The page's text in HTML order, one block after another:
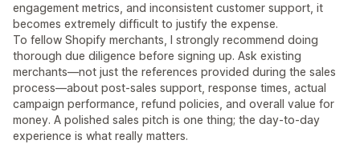
engagement metrics, and inconsistent customer support, it
becomes extremely difficult to justify the expense.
To fellow Shopify merchants, I strongly recommend doing
thorough due diligence before signing up. Ask existing
merchants—not just the references provided during the sales
process—about post-sales support, response times, actual
campaign performance, refund policies, and overall value for
money. A polished sales pitch is one thing; the day-to-day
experience is what really matters.